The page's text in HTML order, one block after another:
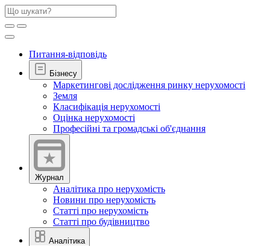
Питання-відповідь
Бізнесу
Маркетингові дослідження ринку нерухомості
Земля
Класифікація нерухомості
Оцінка нерухомості
Професійні та громадські об'єднання
Журнал
Аналітика про нерухомість
Новини про нерухомість
Статті про нерухомість
Статті про будівництво
Аналітика